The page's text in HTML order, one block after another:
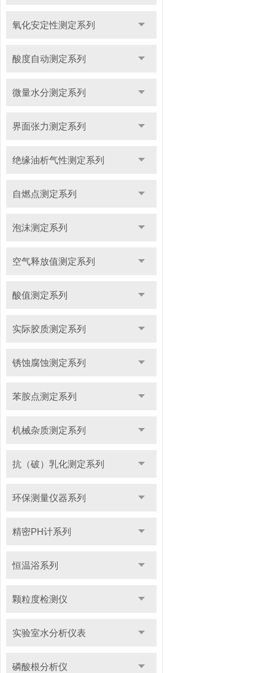
氧化安定性测定系列
酸度自动测定系列
微量水分测定系列
界面张力测定系列
绝缘油析气性测定系列
自燃点测定系列
泡沫测定系列
空气释放值测定系列
酸值测定系列
实际胶质测定系列
锈蚀腐蚀测定系列
苯胺点测定系列
机械杂质测定系列
抗（破）乳化测定系列
环保测量仪器系列
精密PH计系列
恒温浴系列
颗粒度检测仪
实验室水分析仪表
磷酸根分析仪